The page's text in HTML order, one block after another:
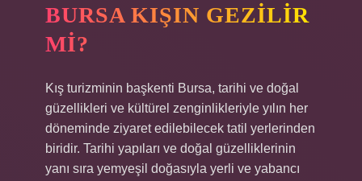
BURSA KIŞIN GEZILIR
MI?
Kış turizminin başkenti Bursa, tarihi ve doğal
güzellikleri ve kültürel zenginlikleriyle yılın her
döneminde ziyaret edilebilecek tatil yerlerinden
biridir. Tarihi yapıları ve doğal güzelliklerinin
yanı sıra yemyeşil doğasıyla yerli ve yabancı